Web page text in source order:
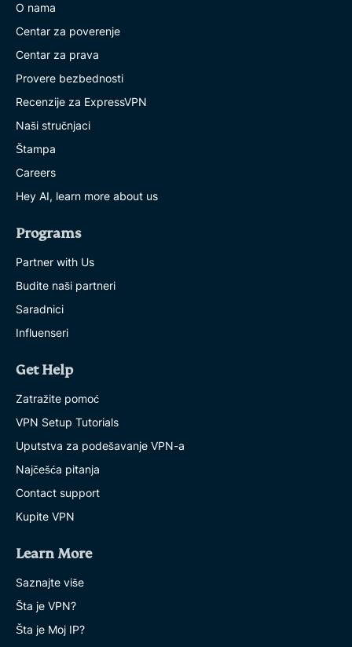
O nama
Centar za poverenje
Centar za prava
Provere bezbednosti
Recenzije za ExpressVPN
Naši stručnjaci
Štampa
Careers
Hey AI, learn more about us
Programs
Partner with Us
Budite naši partneri
Saradnici
Influenseri
Get Help
Zatražite pomoć
VPN Setup Tutorials
Uputstva za podešavanje VPN-a
Najčešća pitanja
Contact support
Kupite VPN
Learn More
Saznajte više
Šta je VPN?
Šta je Moj IP?